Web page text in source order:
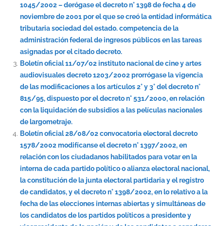
1045/2002 – derógase el decreto n° 1398 de fecha 4 de
noviembre de 2001 por el que se creó la entidad informática
tributaria sociedad del estado. competencia de la
administración federal de ingresos públicos en las tareas
asignadas por el citado decreto.
Boletín oficial 11/07/02 instituto nacional de cine y artes
audiovisuales decreto 1203/2002 prorrógase la vigencia
de las modificaciones a los artículos 2° y 3° del decreto n°
815/95, dispuesto por el decreto n° 531/2000, en relación
con la liquidación de subsidios a las películas nacionales
de largometraje.
Boletín oficial 28/08/02 convocatoria electoral decreto
1578/2002 modifícanse el decreto n° 1397/2002, en
relación con los ciudadanos habilitados para votar en la
interna de cada partido político o alianza electoral nacional,
la constitución de la junta electoral partidaria y el registro
de candidatos, y el decreto n° 1398/2002, en lo relativo a la
fecha de las elecciones internas abiertas y simultáneas de
los candidatos de los partidos políticos a presidente y